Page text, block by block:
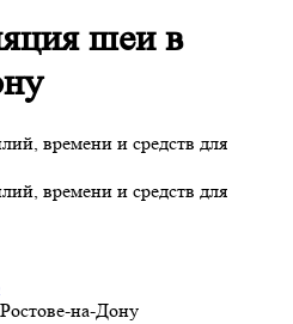
шеив
времени и средств для
времени и средств для